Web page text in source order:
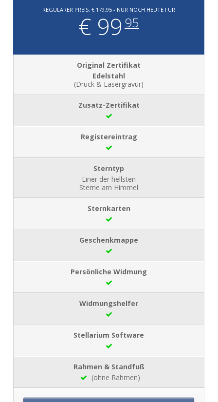
REGULÄRER PREIS: € 179,95 - NUR NOCH HEUTE FÜR
€ 99 95
Edelstahl
(Druck & Lasergravur)
Einer der hellsten
Sterne am Himmel
(ohne Rahmen)